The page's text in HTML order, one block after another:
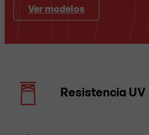
Ver modelos
Resistencia UV